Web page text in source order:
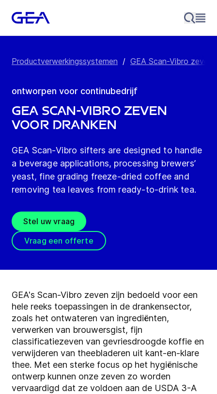
Productverwerkingssystemen / GEA Scan-Vibro zeven
ontworpen voor continubedrijf
GEA Scan-Vibro zeven
voor dranken
GEA Scan-Vibro sifters are designed to handle
a beverage applications, processing brewers’
yeast, fine grading freeze-dried coffee and
removing tea leaves from ready-to-drink tea.
Stel uw vraag
Vraag een offerte
GEA's Scan-Vibro zeven zijn bedoeld voor een
hele reeks toepassingen in de drankensector,
zoals het ontwateren van ingrediënten,
verwerken van brouwersgist, fijn
classificatiezeven van gevriesdroogde koffie en
verwijderen van theebladeren uit kant-en-klare
thee. Met een sterke focus op het hygiënische
ontwerp kunnen onze zeven zo worden
vervaardigd dat ze voldoen aan de USDA 3-A